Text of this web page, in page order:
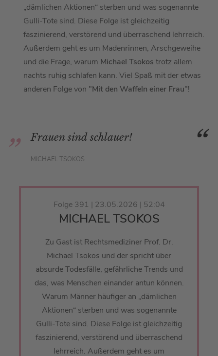
„dämlichen Aktionen“ sterben und was sogenannte
Gulli-Tote sind. Diese Folge ist gleichzeitig
faszinierend, verstörend und überraschend lehrreich.
Außerdem geht es um Madenrinnen, Arschgeweihe
und die Frage, warum Michael Tsokos trotz allem
nachts ruhig schlafen kann. Viel Spaß mit der etwas
anderen Folge von "Mit den Waffeln einer Frau"!
Frauen sind schlauer!
MICHAEL TSOKOS
Folge 391 | 23.05.2026 | 52:04
MICHAEL TSOKOS
Zu Gast ist Rechtsmediziner Prof. Dr.
Michael Tsokos und der spricht über
absurde Todesfälle, gefährliche Trends und
das, was Menschen einander antun können.
Warum Männer häufiger an „dämlichen
Aktionen“ sterben und was sogenannte
Gulli-Tote sind. Diese Folge ist gleichzeitig
faszinierend, verstörend und überraschend
lehrreich. Außerdem geht es um